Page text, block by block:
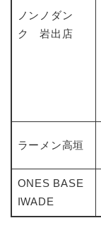
ノンノダン
ク 岩出店
ラーメン高垣
ONES BASE
IWADE